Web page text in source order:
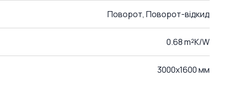
Поворот, Поворот-відкид
0.68 m²K/W
3000x1600 мм